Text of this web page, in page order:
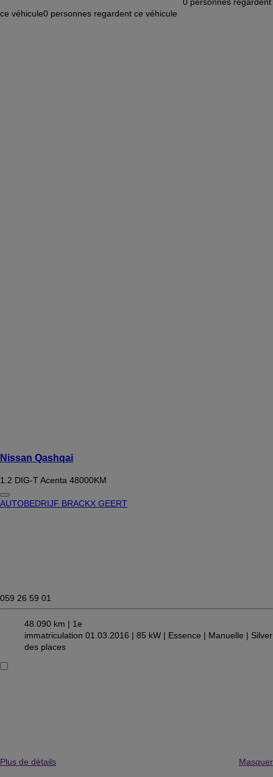
ce véhicule0 personnes regardent ce véhicule
Nissan Qashqai
1.2 DIG-T Acenta 48000KM
AUTOBEDRIJF BRACKX GEERT
059 26 59 01
48.090 km | 1e
immatriculation 01.03.2016 | 85 kW | Essence | Manuelle | Silver
des places
Plus de détails Masquer